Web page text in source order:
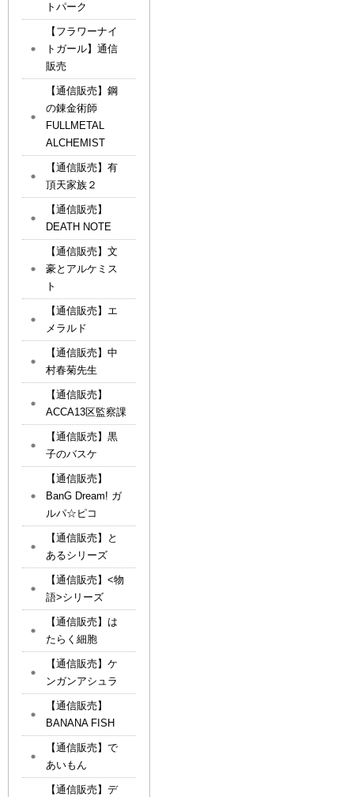
トパーク
【フラワーナイ
トガール】通信
販売
【通信販売】鋼
の錬金術師
FULLMETAL
ALCHEMIST
【通信販売】有
頂天家族２
【通信販売】
DEATH NOTE
【通信販売】文
豪とアルケミス
ト
【通信販売】エ
メラルド
【通信販売】中
村春菊先生
【通信販売】
ACCA13区監察課
【通信販売】黒
子のバスケ
【通信販売】
BanG Dream! ガ
ルパ☆ピコ
【通信販売】と
あるシリーズ
【通信販売】<物
語>シリーズ
【通信販売】は
たらく細胞
【通信販売】ケ
ンガンアシュラ
【通信販売】
BANANA FISH
【通信販売】で
あいもん
【通信販売】デ